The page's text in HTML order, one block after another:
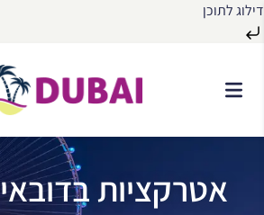
דילוג לתוכן
התוכן
אטרקציות בדובאי